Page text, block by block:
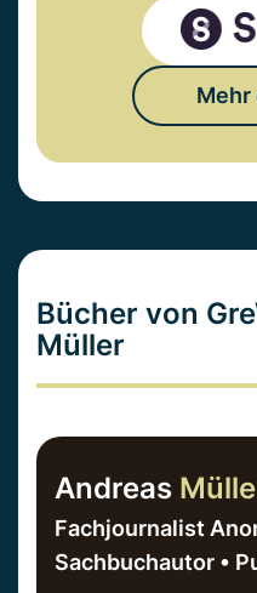
Mehr
Bücher von
Müller
Andreas
Fachjournalist
Sachbuchautor •